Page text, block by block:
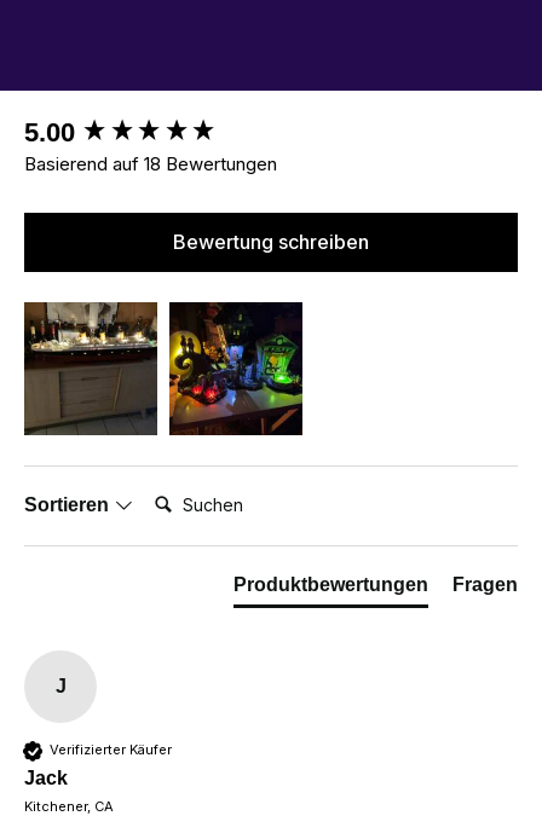
5.00
Basierend auf 18 Bewertungen
Bewertung schreiben
Sortieren Suchen:
Produktbewertungen Fragen
J
Verifizierter Käufer
Jack
Kitchener, CA
New content loaded